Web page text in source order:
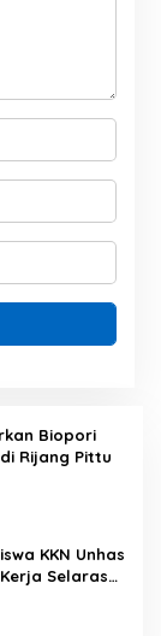
Biopori
Rijang Pittu
KKN Unhas
Selaras